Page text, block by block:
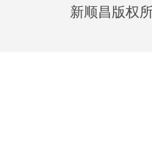
新顺昌版权